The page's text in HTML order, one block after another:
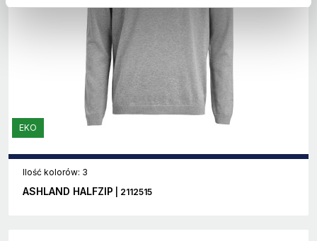
EKO
Ilość kolorów: 3
ASHLAND HALFZIP | 2112515